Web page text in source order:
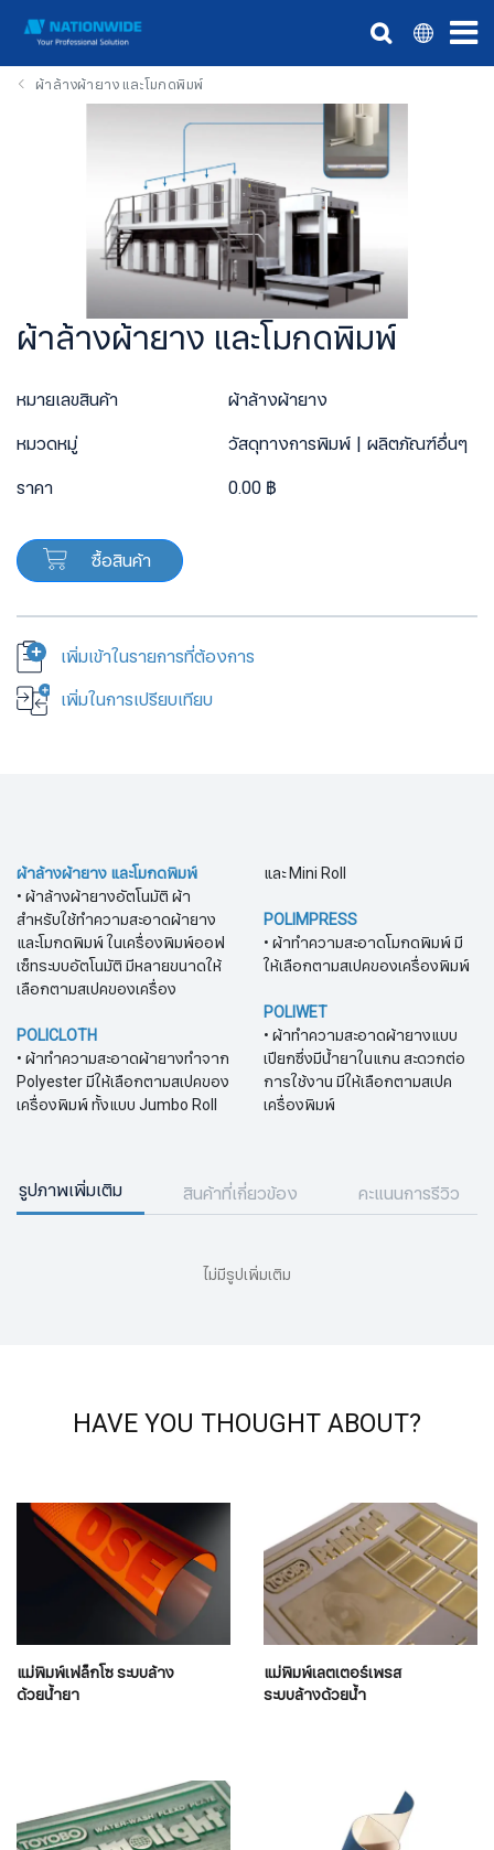
ผ้าล้างผ้ายาง และโมกดพิมพ์
ผ้าล้างผ้ายาง และโมกดพิมพ์
หมายเลขสินค้า
ผ้าล้างผ้ายาง
หมวดหมู่
วัสดุทางการพิมพ์
ผลิตภัณฑ์อื่นๆ
ราคา
0.00 ฿
ซื้อสินค้า
เพิ่มเข้าในรายการที่ต้องการ
เพิ่มในการเปรียบเทียบ
ผ้าล้างผ้ายาง และโมกดพิมพ์
• ผ้าล้างผ้ายางอัตโนมัติ ผ้า
สำหรับใช้ทำความสะอาดผ้ายาง
และโมกดพิมพ์ ในเครื่องพิมพ์ออฟ
เซ็ทระบบอัตโนมัติ มีหลายขนาดให้
เลือกตามสเปคของเครื่อง
POLICLOTH
• ผ้าทำความสะอาดผ้ายางทำจาก
Polyester มีให้เลือกตามสเปคของ
เครื่องพิมพ์ ทั้งแบบ Jumbo Roll
และ Mini Roll
POLIMPRESS
• ผ้าทำความสะอาดโมกดพิมพ์ มี
ให้เลือกตามสเปคของเครื่องพิมพ์
POLIWET
• ผ้าทำความสะอาดผ้ายางแบบ
เปียกซึ่งมีน้ำยาในแกน สะดวกต่อ
การใช้งาน มีให้เลือกตามสเปค
เครื่องพิมพ์
รูปภาพเพิ่มเติม สินค้าที่เกี่ยวข้อง คะแนนการรีวิว
ไม่มีรูปเพิ่มเติม
HAVE YOU THOUGHT ABOUT?
แม่พิมพ์เฟล็กโซ ระบบล้าง
ด้วยน้ำยา
แม่พิมพ์เลตเตอร์เพรส
ระบบล้างด้วยน้ำ